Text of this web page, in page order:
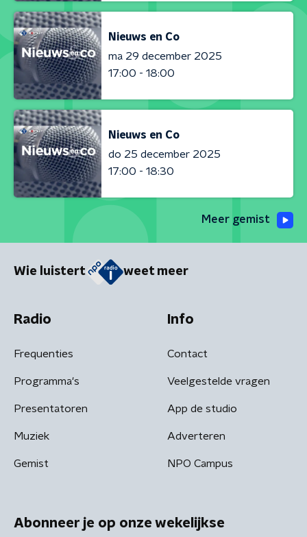
Nieuws en Co
ma 29 december 2025
17:00 - 18:00
Nieuws en Co
do 25 december 2025
17:00 - 18:30
Meer gemist
Wie luistert weet meer
Radio
Frequenties
Programma's
Presentatoren
Muziek
Gemist
Info
Contact
Veelgestelde vragen
App de studio
Adverteren
NPO Campus
Abonneer je op onze wekelijkse